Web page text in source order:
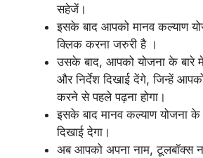
सहेजें।
इसके बाद आपको मानव कल्याण
क्लिक करना जरुरी है ।
उसके बाद, आपको योजना के बारे में
और निर्देश दिखाई देंगे, जिन्हें
करने से पहले पढ़ना होगा।
इसके बाद मानव कल्याण योजना
दिखाई देगा।
अब आपको अपना नाम, टूलबॉक्स